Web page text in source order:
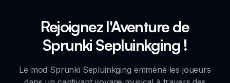
Rejoignez l'Aventure de
Sprunki Sepluinkging !
Le mod Sprunki Sepluinkging emmène les joueurs